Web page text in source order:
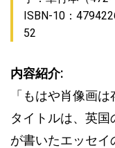
ISBN-10：
52
内容紹介:
「もはや肖像画
タイトルは、英
が書いたエッセ